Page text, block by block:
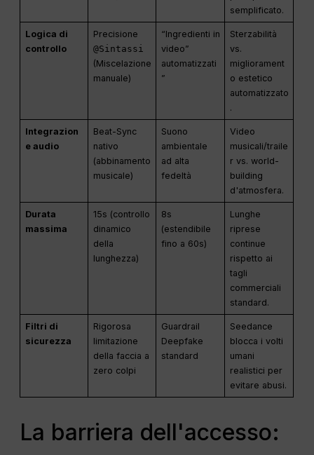
semplificato.
Logica di
controllo
Precisione
@Sintassi
(Miscelazione
manuale)
“Ingredienti in
video”
automatizzati
”
Sterzabilità
vs.
migliorament
o estetico
automatizzato
.
Integrazion
e audio
Beat-Sync
nativo
(abbinamento
musicale)
Suono
ambientale
ad alta
fedeltà
Video
musicali/traile
r vs. world-
building
d'atmosfera.
Durata
massima
15s (controllo
dinamico
della
lunghezza)
8s
(estendibile
fino a 60s)
Lunghe
riprese
continue
rispetto ai
tagli
commerciali
standard.
Filtri di
sicurezza
Rigorosa
limitazione
della faccia a
zero colpi
Guardrail
Deepfake
standard
Seedance
blocca i volti
umani
realistici per
evitare abusi.
La barriera dell'accesso: